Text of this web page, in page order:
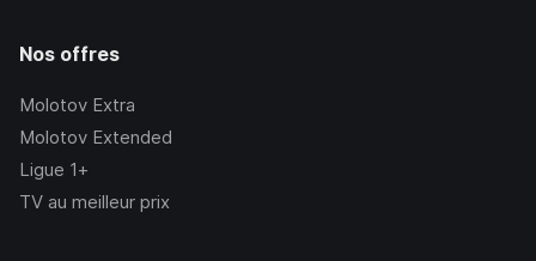
Nos offres
Molotov Extra
Molotov Extended
Ligue 1+
TV au meilleur prix